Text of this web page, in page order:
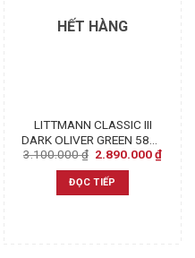
HẾT HÀNG
LITTMANN CLASSIC III
DARK OLIVER GREEN 5812
CHÍNH HÃNG 3M
3.100.000₫ Original
was:
3.100.000 ₫.
2.890.000₫
ĐỌC TIẾP